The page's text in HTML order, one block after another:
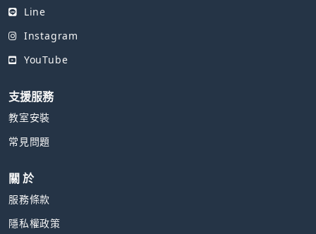
Line
Instagram
YouTube
支援服務
教室安裝
常見問題
關 於
服務條款
隱私權政策